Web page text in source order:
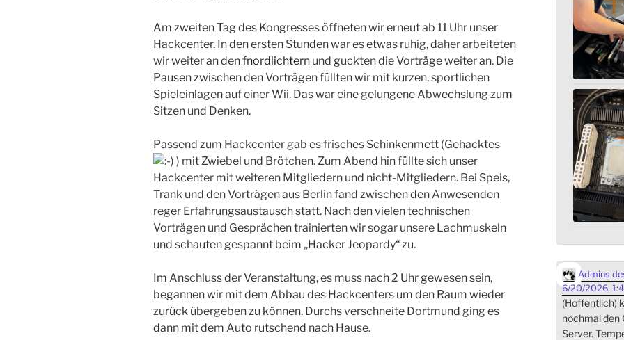
Am zweiten Tag des Kongresses öffneten wir erneut ab 11 Uhr unser
Hackcenter. In den ersten Stunden war es etwas ruhig, daher arbeiteten
wir weiter an denfnordlichtern und guckten die Vorträge weiter an. Die
Pausen zwischen den Vorträgen füllten wir mit kurzen, sportlichen
Spieleinlagen auf einer Wii. Das war eine gelungene Abwechslung zum
Sitzen und Denken.
Passend zum Hackcenter gab es frisches Schinkenmett (Gehacktes
) mit Zwiebel und Brötchen. Zum Abend hin füllte sich unser
Hackcenter mit weiteren Mitgliedern und nicht-Mitgliedern. Bei Speis,
Trank und den Vorträgen aus Berlin fand zwischen den Anwesenden
reger Erfahrungsaustausch statt. Nach den vielen technischen
Vorträgen und Gesprächen trainierten wir sogar unsere Lachmuskeln
und schauten gespannt beim „Hacker Jeopardy“ zu.
Im Anschluss der Veranstaltung, es muss nach 2 Uhr gewesen sein,
begannen wir mit dem Abbau des Hackcenters um den Raum wieder
zurück übergeben zu können. Durchs verschneite Dortmund ging es
dann mit dem Auto rutschend nach Hause.
Admins
6/20/2026,
(Hoffentlich)
nochmal den
Server.